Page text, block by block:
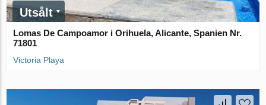
Utsålt
Lomas De Campoamor i Orihuela, Alicante, Spanien Nr.
71801
Victoria Playa